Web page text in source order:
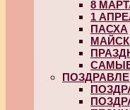
8
1
ПАСХА